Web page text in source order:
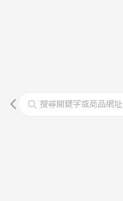
搜尋關鍵字或商品網址